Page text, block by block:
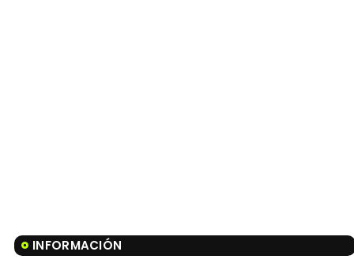
INFORMACIÓN